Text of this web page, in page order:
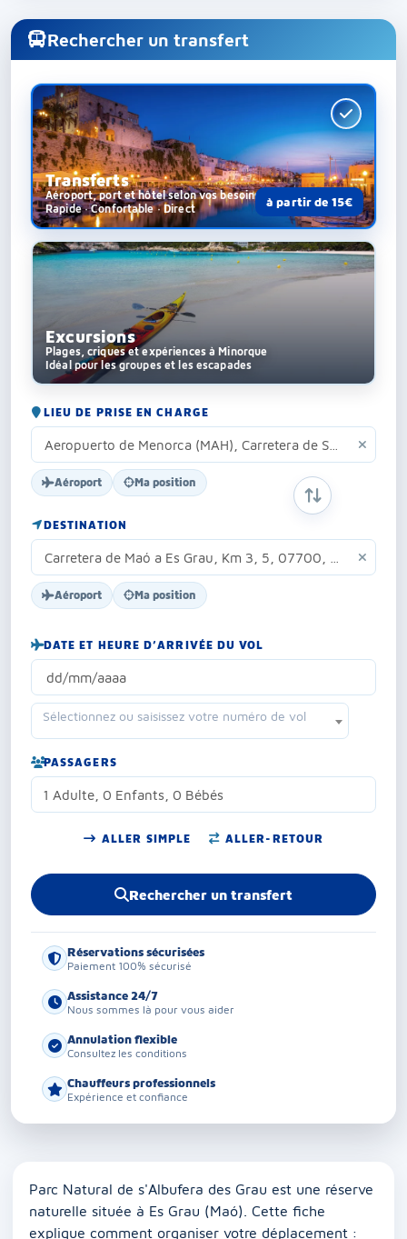
Rechercher un transfert
Transferts
Aéroport, port et hôtel selon vos besoins
Rapide · Confortable · Direct
à partir de 15€
Excursions
Plages, criques et expériences à Minorque
Idéal pour les groupes et les escapades
LIEU DE PRISE EN CHARGE
Aéroport Ma position
DESTINATION
Aéroport Ma position
INVERSER
DATE ET HEURE D’ARRIVÉE DU VOL
Sélectionnez ou saisissez votre numéro de vol
PASSAGERS
1 Adulte, 0 Enfants, 0 Bébés
ALLER SIMPLE ALLER-RETOUR
Rechercher un transfert
Réservations sécurisées
Paiement 100% sécurisé
Assistance 24/7
Nous sommes là pour vous aider
Annulation flexible
Consultez les conditions
Chauffeurs professionnels
Expérience et confiance
Parc Natural de s'Albufera des Grau est une réserve
naturelle située à Es Grau (Maó). Cette fiche
explique comment organiser votre déplacement :